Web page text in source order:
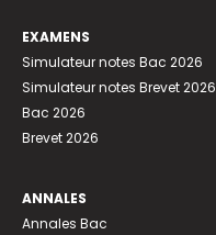
EXAMENS
Simulateur notes Bac 2026
Simulateur notes Brevet 2026
Bac 2026
Brevet 2026
ANNALES
Annales Bac